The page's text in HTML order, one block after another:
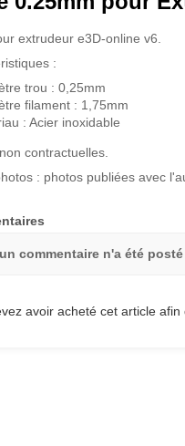
extrudeur e3D-online v6.
:
trou : 0,25mm
filament : 1,75mm
: Acier inoxidable
contractuelles.
: photos publiées avec
commentaire n'a été posté
avoir acheté cet article